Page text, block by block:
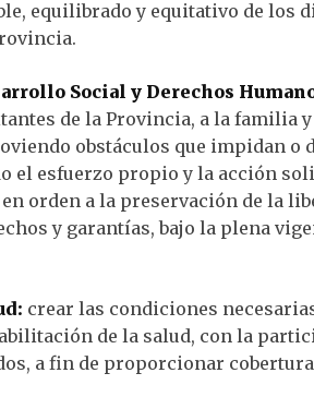
equilibrado y equitativo de los
Social y Derechos
de la Provincia, a la familia
obstáculos que impidan
el esfuerzo propio y la acción
orden a la preservación de la
y garantías, bajo la plena
crear las condiciones
de la salud, con la
a fin de proporcionar